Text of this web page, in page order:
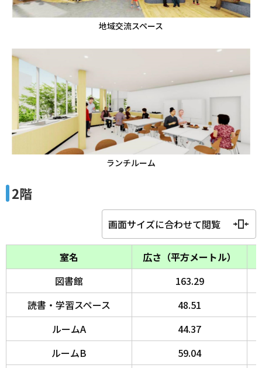
地域交流スペース
ランチルーム
2階
画面サイズに合わせて閲覧
室名
広さ（平方メートル）
図書館
163.29
読書・学習スペース
48.51
ルームA
44.37
ルームB
59.04